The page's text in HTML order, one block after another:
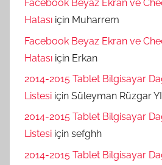
Facebook Beyaz Ekran ve
Hatası için Muharrem
Facebook Beyaz Ekran ve
Hatası için Erkan
2014-2015 Tablet Bilgisayar
Listesi için Süleyman Rüzgar
2014-2015 Tablet Bilgisayar
Listesi için sefghh
2014-2015 Tablet Bilgisayar